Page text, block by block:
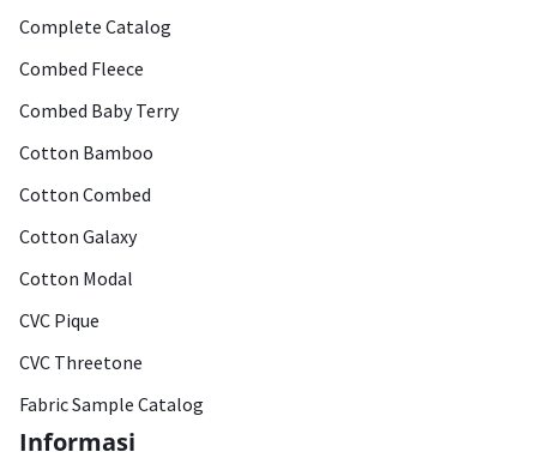
Complete Catalog
Combed Fleece
Combed Baby Terry
Cotton Bamboo
Cotton Combed
Cotton Galaxy
Cotton Modal
CVC Pique
CVC Threetone
Fabric Sample Catalog
Informasi